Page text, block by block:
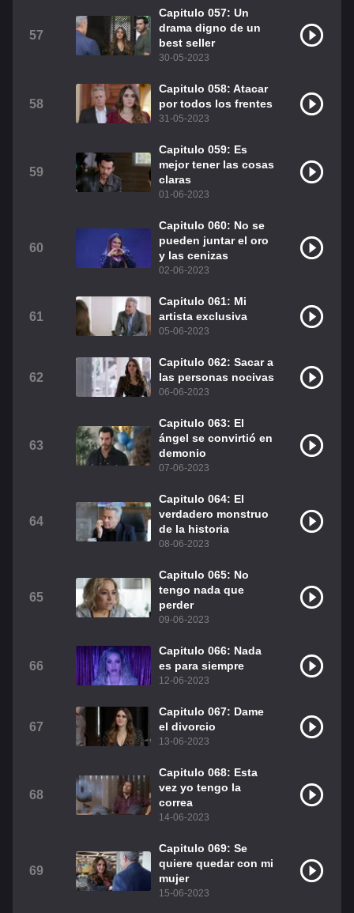
57
Capitulo 057: Un
drama digno de un
best seller
30-05-2023
58
Capitulo 058: Atacar
por todos los frentes
31-05-2023
59
Capitulo 059: Es
mejor tener las cosas
claras
01-06-2023
60
Capitulo 060: No se
pueden juntar el oro
y las cenizas
02-06-2023
61
Capitulo 061: Mi
artista exclusiva
05-06-2023
62
Capitulo 062: Sacar a
las personas nocivas
06-06-2023
63
Capitulo 063: El
ángel se convirtió en
demonio
07-06-2023
64
Capitulo 064: El
verdadero monstruo
de la historia
08-06-2023
65
Capitulo 065: No
tengo nada que
perder
09-06-2023
66
Capitulo 066: Nada
es para siempre
12-06-2023
67
Capitulo 067: Dame
el divorcio
13-06-2023
68
Capitulo 068: Esta
vez yo tengo la
correa
14-06-2023
69
Capitulo 069: Se
quiere quedar con mi
mujer
15-06-2023